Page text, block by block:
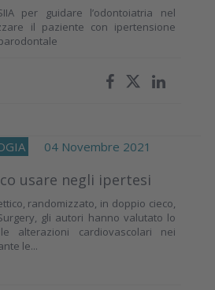
per guidare l’odontoiatria nel
il paziente con ipertensione
04 Novembre 2021
usare negli ipertesi
randomizzato, in doppio cieco,
gli autori hanno valutato lo
alterazioni cardiovascolari nei
le...